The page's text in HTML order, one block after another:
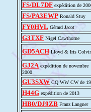
FS/DL7DF expédition de
FS/PA3EWP Ronald Stuy
FY0HVL Gérard Jacot
G3TXF Nigel Cawthorne
GD5ACH Lloyd & Iris
GJ2A expédition de novembre
2000
GU3SXW CQ WW CW de
H44G expédition de 2013
HB0/DJ9ZB Franz Langner